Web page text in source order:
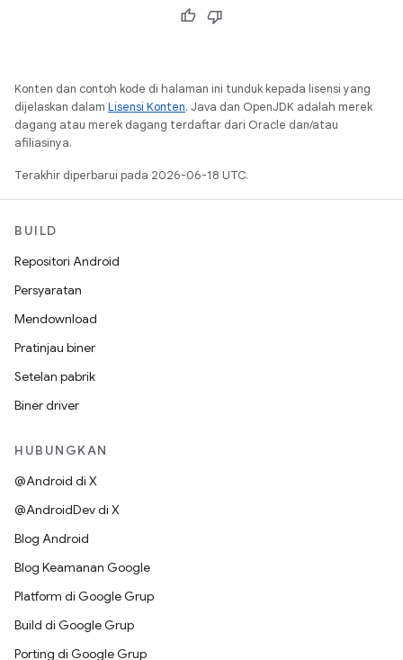
Konten dan contoh kode di halaman ini tunduk kepada lisensi yang
dijelaskan dalam Lisensi Konten. Java dan OpenJDK adalah merek
dagang atau merek dagang terdaftar dari Oracle dan/atau
afiliasinya.
Terakhir diperbarui pada 2026-06-18 UTC.
BUILD
Repositori Android
Persyaratan
Mendownload
Pratinjau biner
Setelan pabrik
Biner driver
HUBUNGKAN
@Android di X
@AndroidDev di X
Blog Android
Blog Keamanan Google
Platform di Google Grup
Build di Google Grup
Porting di Google Grup